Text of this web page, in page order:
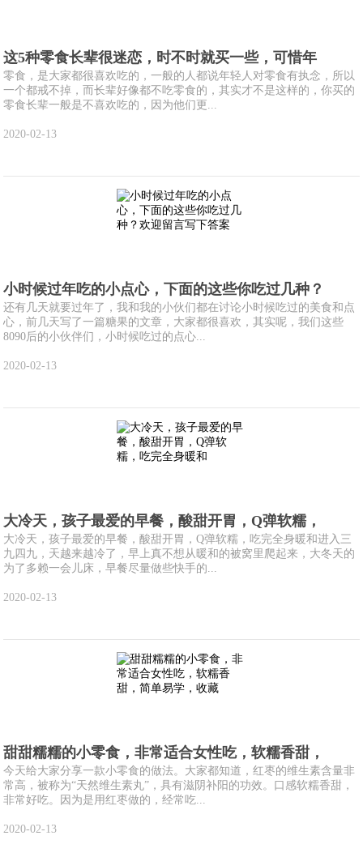
这5种零食长辈很迷恋，时不时就买一些，可惜年
零食，是大家都很喜欢吃的，一般的人都说年轻人对零食有执念，所以
一个都戒不掉，而长辈好像都不吃零食的，其实才不是这样的，你买的
零食长辈一般是不喜欢吃的，因为他们更...
2020-02-13
小时候过年吃的小点心，下面的这些你吃过几种？
还有几天就要过年了，我和我的小伙们都在讨论小时候吃过的美食和点
心，前几天写了一篇糖果的文章，大家都很喜欢，其实呢，我们这些
8090后的小伙伴们，小时候吃过的点心...
2020-02-13
大冷天，孩子最爱的早餐，酸甜开胃，Q弹软糯，
大冷天，孩子最爱的早餐，酸甜开胃，Q弹软糯，吃完全身暖和进入三
九四九，天越来越冷了，早上真不想从暖和的被窝里爬起来，大冬天的
为了多赖一会儿床，早餐尽量做些快手的...
2020-02-13
甜甜糯糯的小零食，非常适合女性吃，软糯香甜，
今天给大家分享一款小零食的做法。大家都知道，红枣的维生素含量非
常高，被称为“天然维生素丸”，具有滋阴补阳的功效。口感软糯香甜，
非常好吃。因为是用红枣做的，经常吃...
2020-02-13